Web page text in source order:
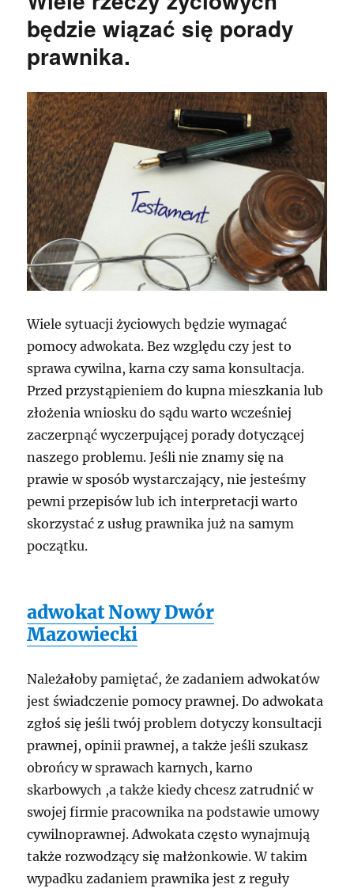
będzie wiązać się porady
prawnika.
Wiele sytuacji życiowych będzie wymagać
pomocy adwokata. Bez względu czy jest to
sprawa cywilna, karna czy sama konsultacja.
Przed przystąpieniem do kupna mieszkania lub
złożenia wniosku do sądu warto wcześniej
zaczerpnąć wyczerpującej porady dotyczącej
naszego problemu. Jeśli nie znamy się na
prawie w sposób wystarczający, nie jesteśmy
pewni przepisów lub ich interpretacji warto
skorzystać z usług prawnika już na samym
początku.
adwokat Nowy Dwór
Mazowiecki
Należałoby pamiętać, że zadaniem adwokatów
jest świadczenie pomocy prawnej. Do adwokata
zgłoś się jeśli twój problem dotyczy konsultacji
prawnej, opinii prawnej, a także jeśli szukasz
obrońcy w sprawach karnych, karno
skarbowych ,a także kiedy chcesz zatrudnić w
swojej firmie pracownika na podstawie umowy
cywilnoprawnej. Adwokata często wynajmują
także rozwodzący się małżonkowie. W takim
wypadku zadaniem prawnika jest z reguły